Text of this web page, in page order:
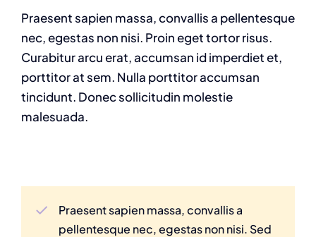
Praesent sapien massa, convallis a pellentesque
nec, egestas non nisi. Proin eget tortor risus.
Curabitur arcu erat, accumsan id imperdiet et,
porttitor at sem. Nulla porttitor accumsan
tincidunt. Donec sollicitudin molestie
malesuada.
Praesent sapien massa, convallis a
pellentesque nec, egestas non nisi. Sed